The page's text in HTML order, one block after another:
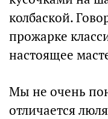
колбаской.
прожарке
настоящее
Мы не очень
отличается